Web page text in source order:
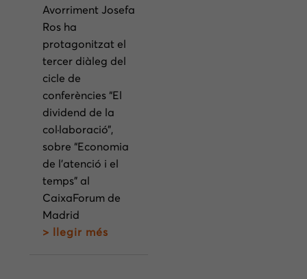
Avorriment Josefa
Ros ha
protagonitzat el
tercer diàleg del
cicle de
conferències “El
dividend de la
col·laboració”,
sobre “Economia
de l’atenció i el
temps” al
CaixaForum de
Madrid
> llegir més